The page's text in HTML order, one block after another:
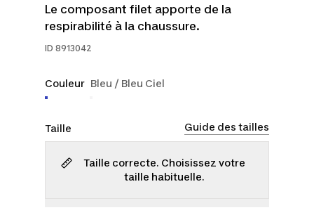
Le composant filet apporte de la
respirabilité à la chaussure.
ID 8913042
Couleur Bleu / Bleu Ciel
Taille Guide des tailles
Taille correcte. Choisissez votre
taille habituelle.